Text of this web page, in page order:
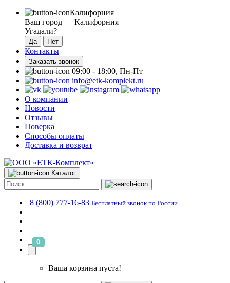
Калифорния
Ваш город — Калифорния
Угадали?
Контакты
Заказать звонок
09:00 - 18:00, Пн-Пт
info@etk-komplekt.ru
О компании
Новости
Отзывы
Поверка
Способы оплаты
Доставка и возврат
Каталог
8 (800) 777-16-83 Бесплатный звонок по России
0
Ваша корзина пуста!